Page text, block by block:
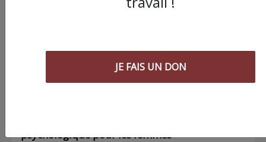
AGORA
psychologique pour les femmes
JE FAIS UN DON